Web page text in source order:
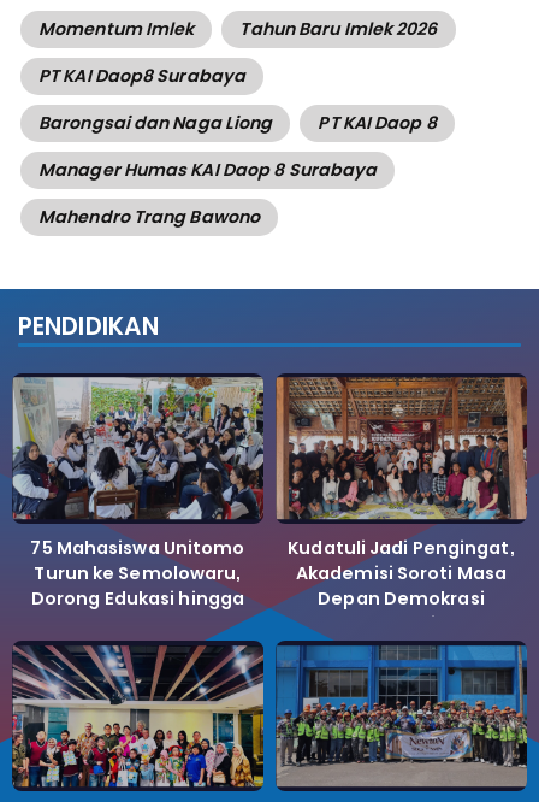
Momentum Imlek
Tahun Baru Imlek 2026
PT KAI Daop8 Surabaya
Barongsai dan Naga Liong
PT KAI Daop 8
Manager Humas KAI Daop 8 Surabaya
Mahendro Trang Bawono
PENDIDIKAN
75 Mahasiswa Unitomo
Turun ke Semolowaru,
Dorong Edukasi hingga
Kudatuli Jadi Pengingat,
Akademisi Soroti Masa
Depan Demokrasi
Indonesia